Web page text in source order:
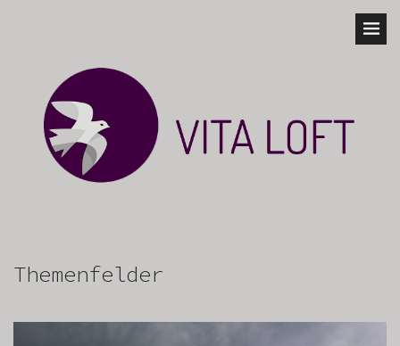
Themenfelder